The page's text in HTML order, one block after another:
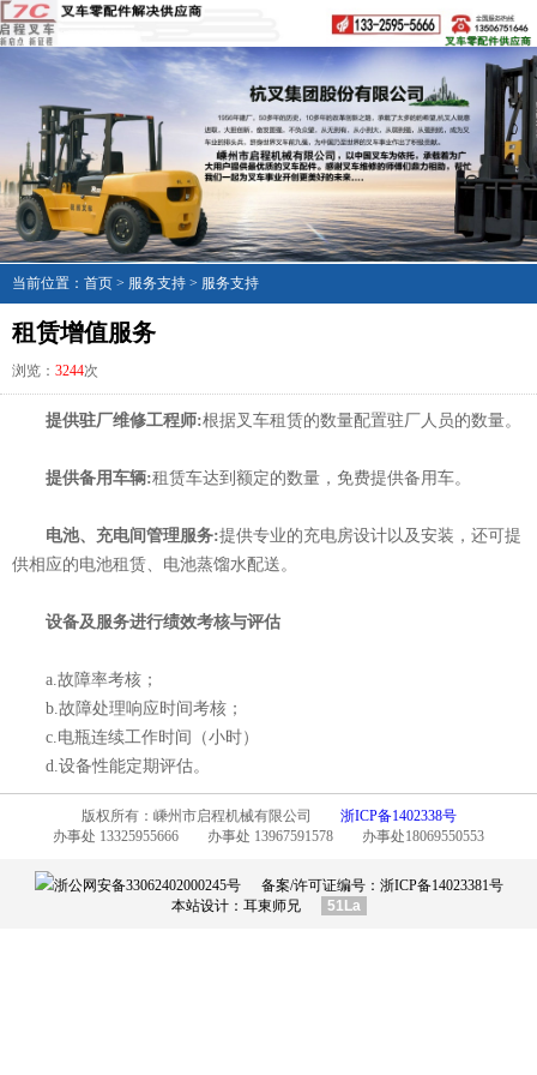
当前位置： 首页 > 服务支持 > 服务支持
租赁增值服务
浏览： 3244次
提供驻厂维修工程师:根据叉车租赁的数量配置驻厂人员的数量。
提供备用车辆:租赁车达到额定的数量，免费提供备用车。
电池、充电间管理服务:提供专业的充电房设计以及安装，还可提
供相应的电池租赁、电池蒸馏水配送。
设备及服务进行绩效考核与评估
a.故障率考核；
b.故障处理响应时间考核；
c.电瓶连续工作时间（小时）
d.设备性能定期评估。
版权所有：嵊州市启程机械有限公司 浙ICP备1402338号
办事处 13325955666 办事处 13967591578 办事处18069550553
浙公网安备33062402000245号 备案/许可证编号： 浙ICP备14023381号
本站设计： 耳東师兄 51La